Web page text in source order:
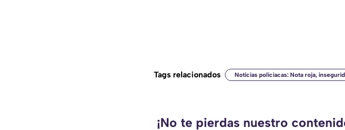
Tags relacionados Noticias policiacas: Nota roja,
¡No te pierdas nuestro